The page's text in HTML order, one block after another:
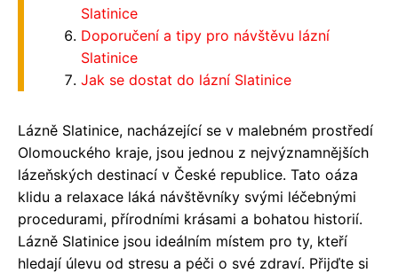
Slatinice
Doporučení a tipy pro návštěvu lázní
Slatinice
Jak se dostat do lázní Slatinice
Lázně Slatinice, nacházející se v malebném prostředí
Olomouckého kraje, jsou jednou z nejvýznamnějších
lázeňských destinací v České republice. Tato oáza
klidu a relaxace láká návštěvníky svými léčebnými
procedurami, přírodními krásami a bohatou historií.
Lázně Slatinice jsou ideálním místem pro ty, kteří
hledají úlevu od stresu a péči o své zdraví. Přijďte si